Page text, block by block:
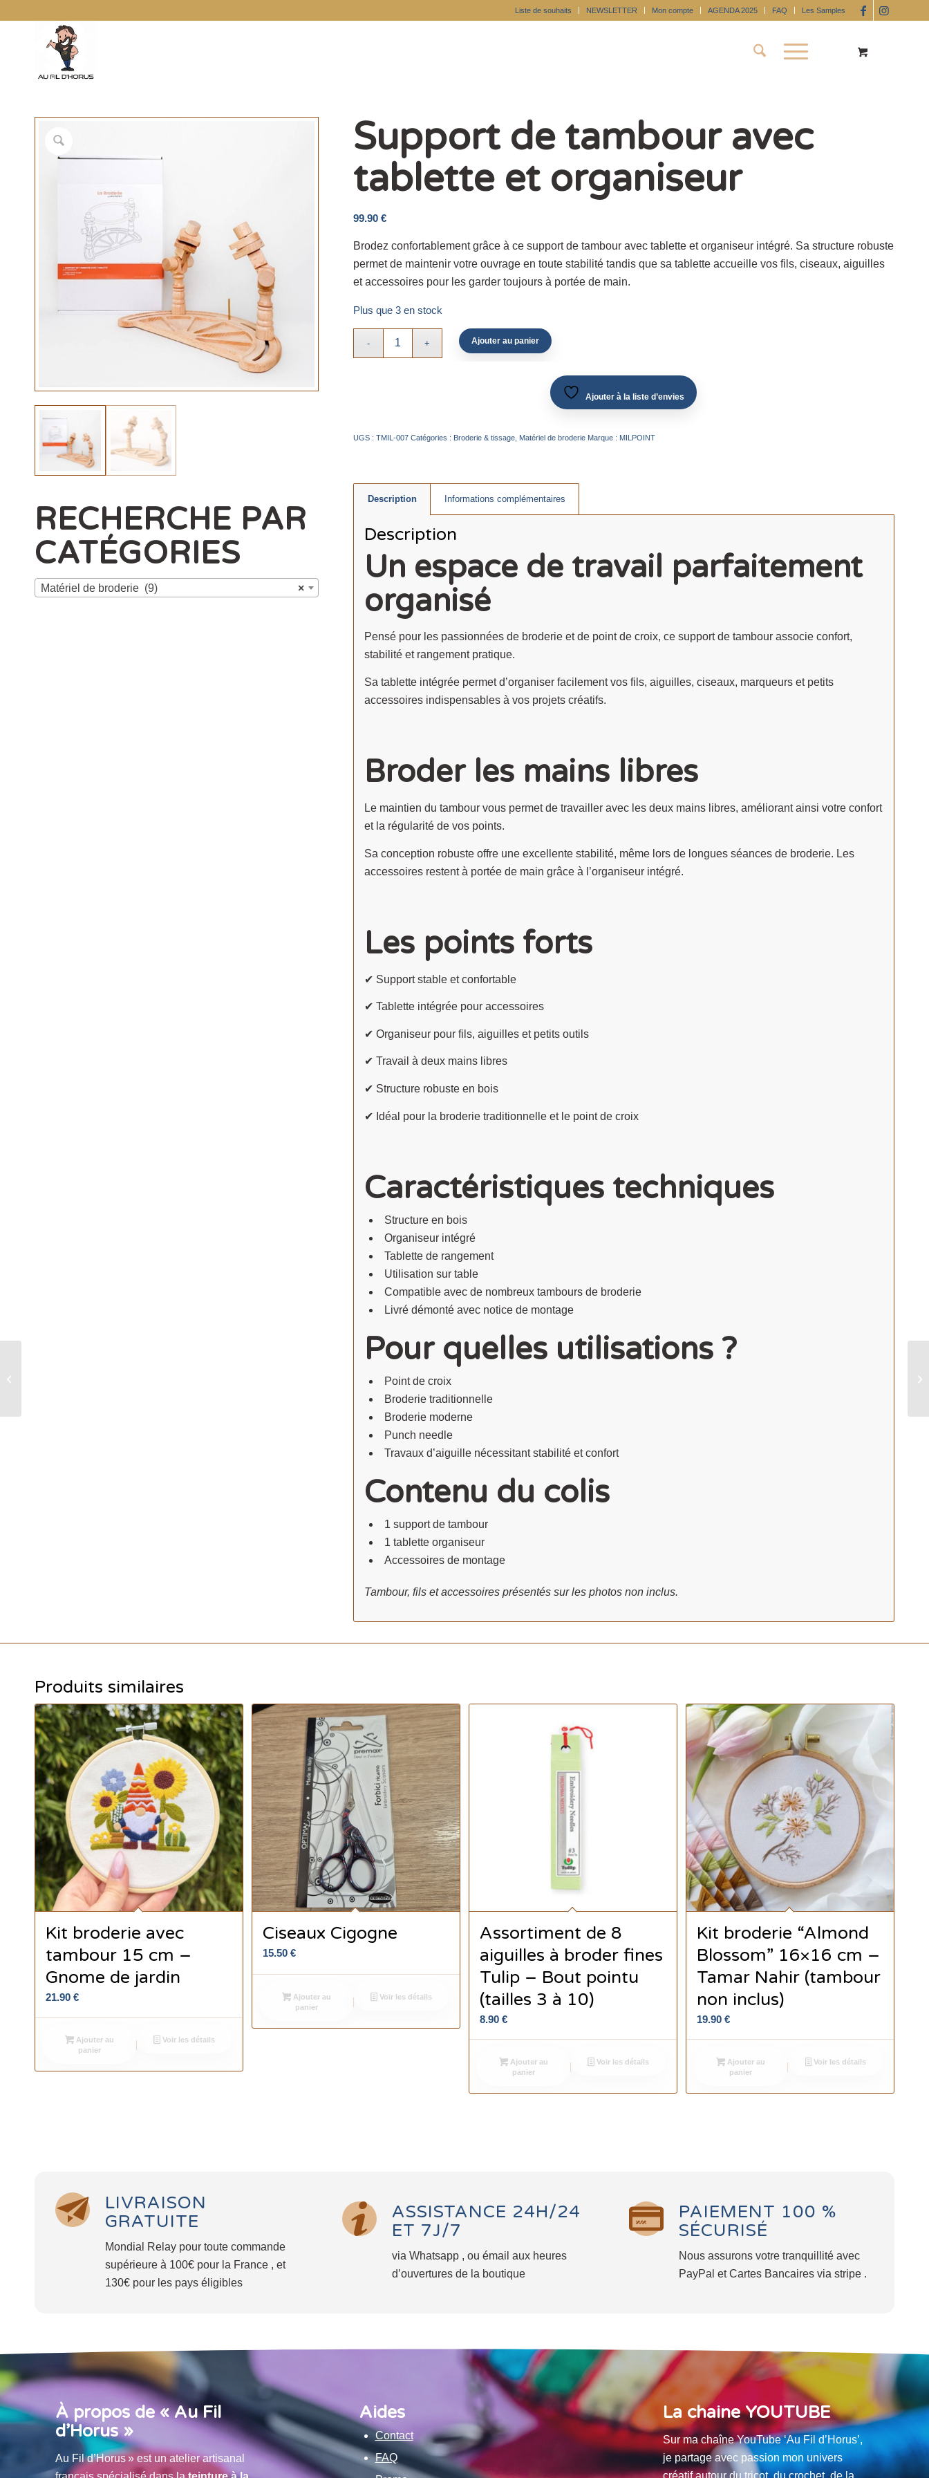
Liste de souhaits NEWSLETTER Mon compte AGENDA 2025 FAQ Les Samples
RECHERCHE PAR
CATÉGORIES
×
Matériel de broderie (9)
Support de tambour avec
tablette et organiseur
99.90 €
Brodez confortablement grâce à ce support de tambour avec tablette et organiseur intégré. Sa structure robuste
permet de maintenir votre ouvrage en toute stabilité tandis que sa tablette accueille vos fils, ciseaux, aiguilles
et accessoires pour les garder toujours à portée de main.
Plus que 3 en stock
Ajouter au panier
Ajouter à la liste d’envies
UGS : TMIL-007 Catégories : Broderie & tissage, Matériel de broderie Marque : MILPOINT
Description Informations complémentaires
Description
Un espace de travail parfaitement
organisé
Pensé pour les passionnées de broderie et de point de croix, ce support de tambour associe confort,
stabilité et rangement pratique.
Sa tablette intégrée permet d’organiser facilement vos fils, aiguilles, ciseaux, marqueurs et petits
accessoires indispensables à vos projets créatifs.
Broder les mains libres
Le maintien du tambour vous permet de travailler avec les deux mains libres, améliorant ainsi votre confort
et la régularité de vos points.
Sa conception robuste offre une excellente stabilité, même lors de longues séances de broderie. Les
accessoires restent à portée de main grâce à l’organiseur intégré.
Les points forts
✔ Support stable et confortable
✔ Tablette intégrée pour accessoires
✔ Organiseur pour fils, aiguilles et petits outils
✔ Travail à deux mains libres
✔ Structure robuste en bois
✔ Idéal pour la broderie traditionnelle et le point de croix
Caractéristiques techniques
Structure en bois
Organiseur intégré
Tablette de rangement
Utilisation sur table
Compatible avec de nombreux tambours de broderie
Livré démonté avec notice de montage
Pour quelles utilisations ?
Point de croix
Broderie traditionnelle
Broderie moderne
Punch needle
Travaux d’aiguille nécessitant stabilité et confort
Contenu du colis
1 support de tambour
1 tablette organiseur
Accessoires de montage
Tambour, fils et accessoires présentés sur les photos non inclus.
Produits similaires
Kit broderie avec
tambour 15 cm –
Gnome de jardin
21.90 €
Ajouter au
panier
Voir les détails
Ciseaux Cigogne
15.50€
Ajouter au
panier
Voir les détails
Assortiment de 8
aiguilles à broder fines
Tulip – Bout pointu
(tailles 3 à 10)
8.90€
Ajouter au
panier
Voir les détails
Kit broderie “Almond
Blossom” 16×16 cm –
Tamar Nahir (tambour
non inclus)
19.90€
Ajouter au
panier
Voir les détails
LIVRAISON
GRATUITE
Mondial Relay pour toute commande
supérieure à 100€ pour la France , et
130€ pour les pays éligibles
ASSISTANCE 24H/24
ET 7J/7
via Whatsapp , ou émail aux heures
d’ouvertures de la boutique
PAIEMENT 100 %
SÉCURISÉ
Nous assurons votre tranquillité avec
PayPal et Cartes Bancaires via stripe .
À propos de « Au Fil
d’Horus »
Au Fil d’Horus » est un atelier artisanal
Aides
Contact
FAQ
La chaine YOUTUBE
Sur ma chaîne YouTube ‘Au Fil d’Horus’,
je partage avec passion mon univers